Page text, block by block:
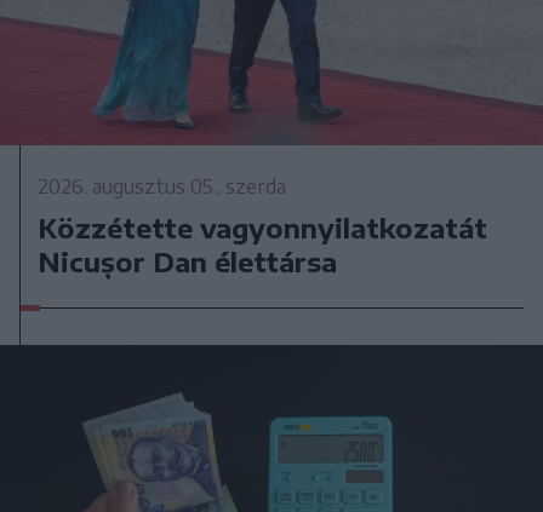
2026. augusztus 05., szerda
Közzétette vagyonnyilatkozatát
Nicușor Dan élettársa